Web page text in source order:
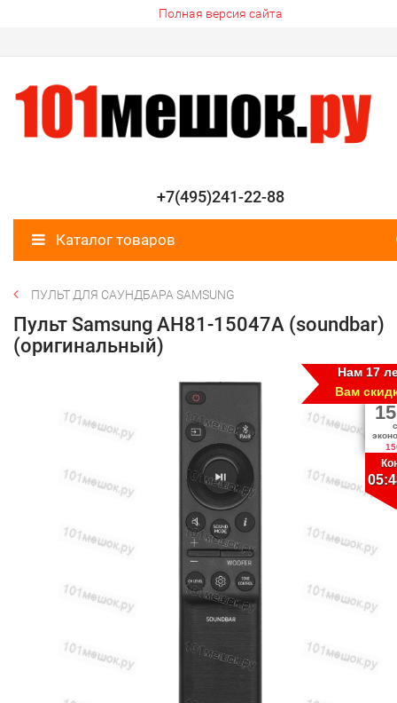
Полная версия сайта
+7(495)241-22-88
Каталог товаров
ПУЛЬТ ДЛЯ САУНДБАРА SAMSUNG
Пульт Samsung AH81-15047A (soundbar)
(оригинальный)
Нам 17
Вам
15